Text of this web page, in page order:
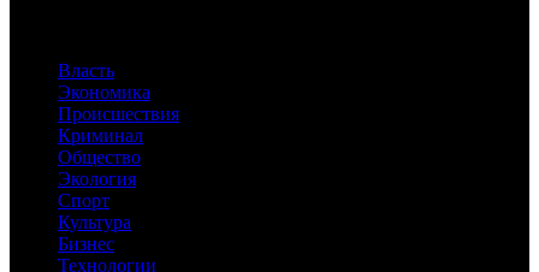
Власть
Экономика
Происшествия
Криминал
Общество
Экология
Спорт
Культура
Бизнес
Технологии